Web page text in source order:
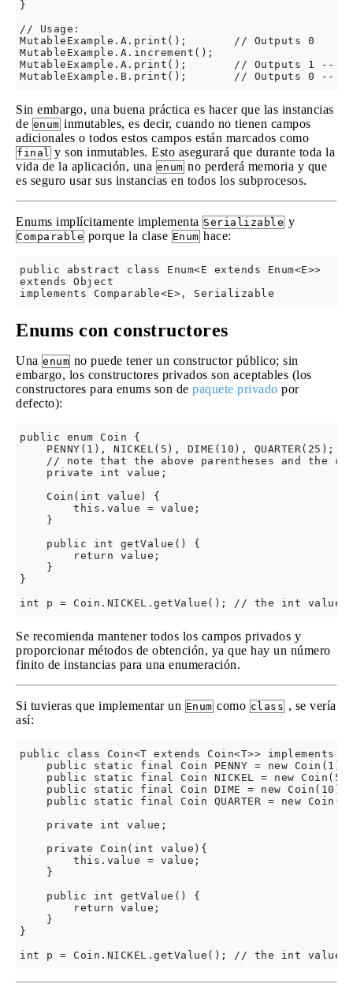
}
// Usage:
MutableExample.A.print();       // Outputs 0
MutableExample.A.increment();
MutableExample.A.print();       // Outputs 1 --
Sin embargo, una buena práctica es hacer que las instancias
de enum inmutables, es decir, cuando no tienen campos
adicionales o todos estos campos están marcados como
final y son inmutables. Esto asegurará que durante toda la
vida de la aplicación, una enum no perderá memoria y que
es seguro usar sus instancias en todos los subprocesos.
Enums implícitamente implementa Serializable y
Comparable porque la clase Enum hace:
public abstract class Enum<E extends Enum<E>>
extends Object
Enums con constructores
Una enum no puede tener un constructor público; sin
embargo, los constructores privados son aceptables (los
constructores para enums son de paquete privado por
defecto):
public enum Coin {
PENNY(1), NICKEL(5), DIME(10), QUARTER(25);
// note that the above parentheses and the
    private int value;
    Coin(int value) {
        this.value = value;
    }
    public int getValue() {
        return value;
    }
}
Se recomienda mantener todos los campos privados y
proporcionar métodos de obtención, ya que hay un número
finito de instancias para una enumeración.
Si tuvieras que implementar un Enum como class , se vería
así:
public class Coin<T extends Coin<T>> implements
    public static final Coin PENNY = new Coin(1);
public static final Coin NICKEL = new
    public static final Coin DIME = new Coin(10);
public static final Coin QUARTER = new
    private int value;
    private Coin(int value){
        this.value = value;
    }
    public int getValue() {
        return value;
    }
}